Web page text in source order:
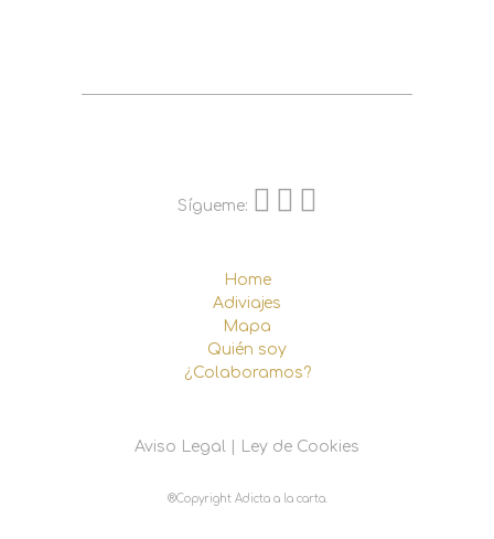
Sígueme:
Home
Adiviajes
Mapa
Quién soy
¿Colaboramos?
Aviso Legal Ley de Cookies
®Copyright Adicta a la carta.